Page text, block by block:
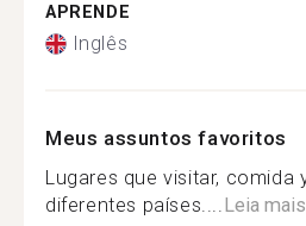
APRENDE
Inglês
Meus assuntos favoritos
Lugares que visitar, comida
diferentes países....Leia mais